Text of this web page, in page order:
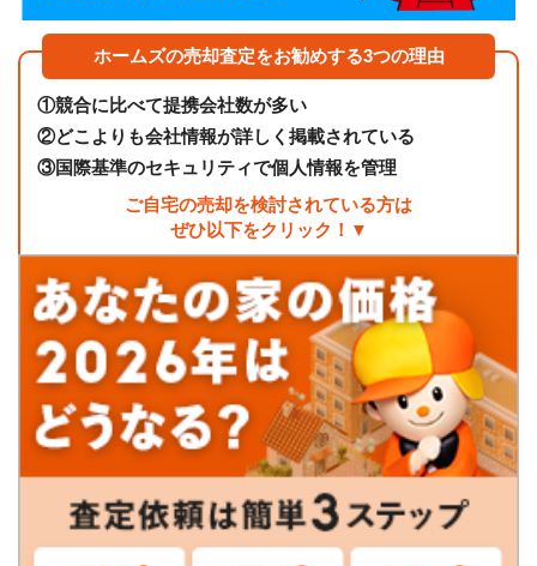
ホームズの売却査定をお勧めする3つの理由
①競合に比べて提携会社数が多い
②どこよりも会社情報が詳しく掲載されている
③国際基準のセキュリティで個人情報を管理
ご自宅の売却を検討されている方は
ぜひ以下をクリック！▼